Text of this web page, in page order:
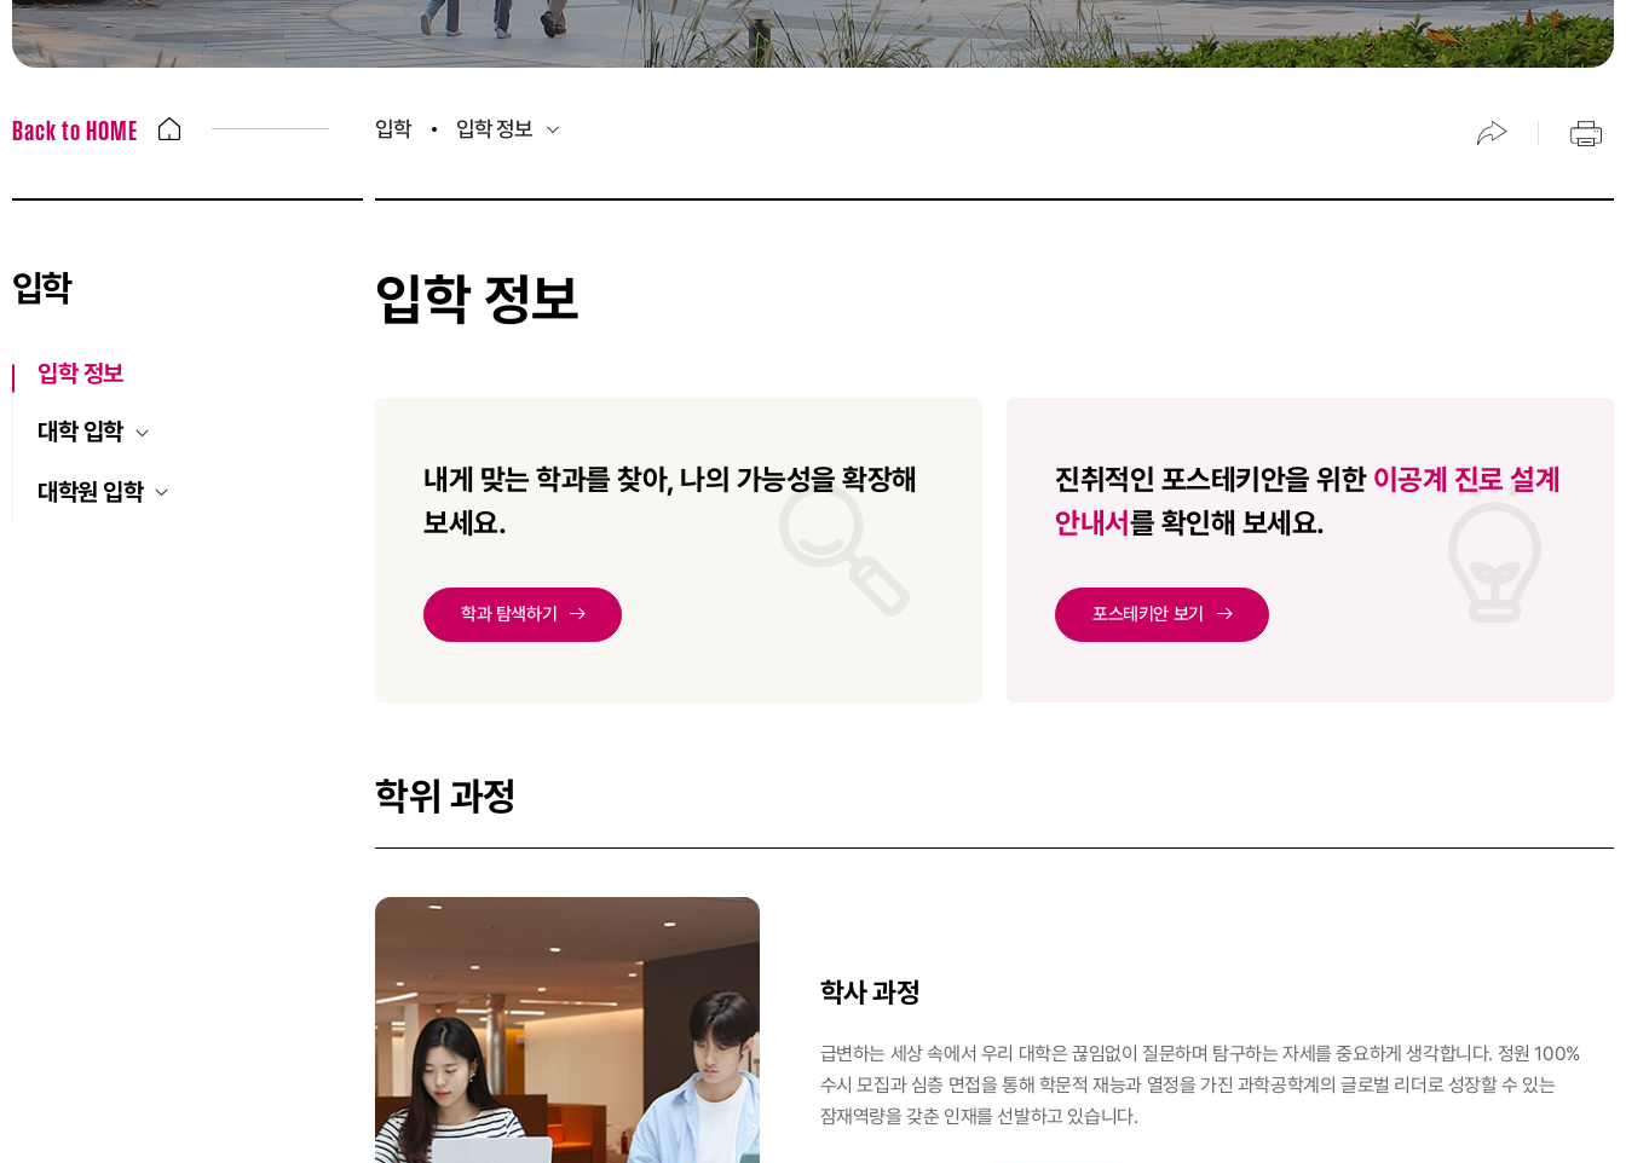
Back to HOME 입학 입학 정보
입학
입학 정보
대학 입학
대학원 입학
입학 정보
내게 맞는 학과를 찾아, 나의 가능성을 확장해
보세요.
학과 탐색하기
진취적인 포스테키안을 위한 이공계 진로 설계
안내서를 확인해 보세요.
포스테키안 보기
학위 과정
학사 과정
급변하는 세상 속에서 우리 대학은 끊임없이 질문하며 탐구하는 자세를 중요하게 생각합니다. 정원 100%
수시 모집과 심층 면접을 통해 학문적 재능과 열정을 가진 과학공학계의 글로벌 리더로 성장할 수 있는
잠재역량을 갖춘 인재를 선발하고 있습니다.